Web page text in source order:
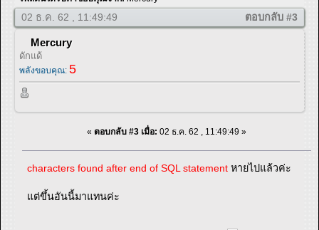
02 ธ.ค. 62 , 11:49:49 ตอบกลับ #3
Mercury
ดักแด้
พลังขอบคุณ: 5
« ตอบกลับ #3 เมื่อ: 02 ธ.ค. 62 , 11:49:49 »
characters found after end of SQL statement หายไปแล้วค่ะ
แต่ขึ้นอันนี้มาแทนค่ะ